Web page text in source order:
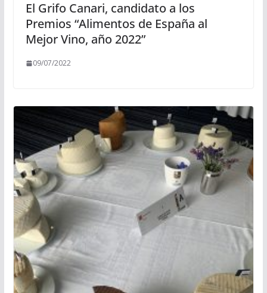
El Grifo Canari, candidato a los
Premios “Alimentos de España al
Mejor Vino, año 2022”
09/07/2022